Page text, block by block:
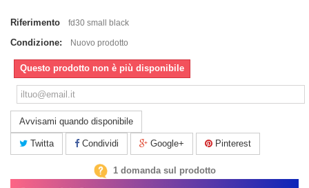
Riferimento fd30 small black
Condizione: Nuovo prodotto
Questo prodotto non è più disponibile
Avvisami quando disponibile
Twitta Condividi Google+ Pinterest
1 domanda sul prodotto